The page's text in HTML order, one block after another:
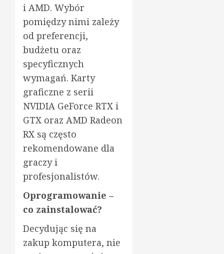
i AMD. Wybór
pomiędzy nimi zależy
od preferencji,
budżetu oraz
specyficznych
wymagań. Karty
graficzne z serii
NVIDIA GeForce RTX i
GTX oraz AMD Radeon
RX są często
rekomendowane dla
graczy i
profesjonalistów.
Oprogramowanie –
co zainstalować?
Decydując się na
zakup komputera, nie